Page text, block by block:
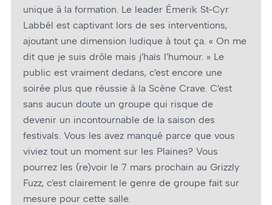
unique à la formation. Le leader Émerik St-Cyr
Labbél est captivant lors de ses interventions,
ajoutant une dimension ludique à tout ça. « On me
dit que je suis drôle mais j’haïs l’humour. » Le
public est vraiment dedans, c’est encore une
soirée plus que réussie à la Scène Crave. C’est
sans aucun doute un groupe qui risque de
devenir un incontournable de la saison des
festivals. Vous les avez manqué parce que vous
viviez tout un moment sur les Plaines? Vous
pourrez les (re)voir le 7 mars prochain au Grizzly
Fuzz, c’est clairement le genre de groupe fait sur
mesure pour cette salle.